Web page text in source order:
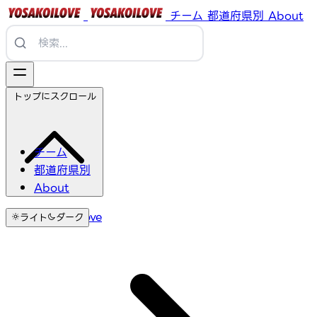
チーム 都道府県別 About
チーム
都道府県別
About
ライト ダーク
トップにスクロール
YosakoiLove